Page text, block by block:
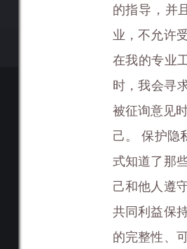
的指导，并
业，不允许
在我的专业
时，我会寻
被征询意见
己。 保护隐
式知道了那
己和他人遵
共同利益保
的完整性、